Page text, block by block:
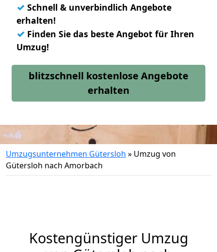
✓ Schnell & unverbindlich Angebote
erhalten!
✓ Finden Sie das beste Angebot für Ihren
Umzug!
blitzschnell kostenlose Angebote
erhalten
Umzugsunternehmen Gütersloh » Umzug von
Gütersloh nach Amorbach
Kostengünstiger Umzug